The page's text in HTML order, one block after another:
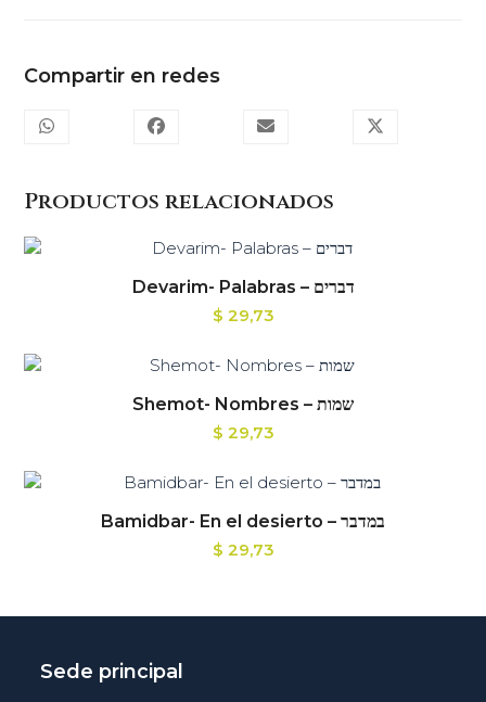
Compartir en redes
Productos relacionados
Devarim- Palabras – דברים
$ 29,73
Shemot- Nombres – שמות
$ 29,73
Bamidbar- En el desierto – במדבר
$ 29,73
Sede principal